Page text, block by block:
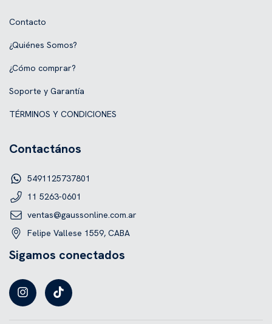
Contacto
¿Quiénes Somos?
¿Cómo comprar?
Soporte y Garantía
TÉRMINOS Y CONDICIONES
Contactános
5491125737801
11 5263-0601
ventas@gaussonline.com.ar
Felipe Vallese 1559, CABA
Sigamos conectados